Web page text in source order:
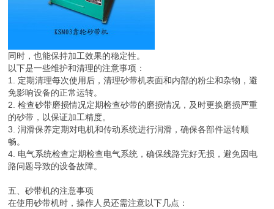
同时，也能保持加工效果的稳定性。
以下是一些维护和清理的注意事项：
1. 定期清理每次使用后，清理砂带机表面和内部的粉尘和杂物，避
免影响设备的正常运转。
2. 检查砂带磨损情况定期检查砂带的磨损情况，及时更换磨损严重
的砂带，以保证加工精度。
3. 润滑保养定期对电机和传动系统进行润滑，确保各部件运转顺
畅。
4. 电气系统检查定期检查电气系统，确保线路完好无损，避免因电
路问题导致的设备故障。
五、砂带机的注意事项
在使用砂带机时，操作人员还需注意以下几点：